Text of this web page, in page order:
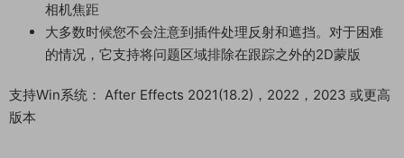
相机焦距
大多数时候您不会注意到插件处理反射和遮挡。对于困难
的情况，它支持将问题区域排除在跟踪之外的2D蒙版
支持Win系统： After Effects 2021(18.2)，2022，2023 或更高
版本